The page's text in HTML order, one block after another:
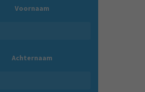
Voornaam
Achternaam